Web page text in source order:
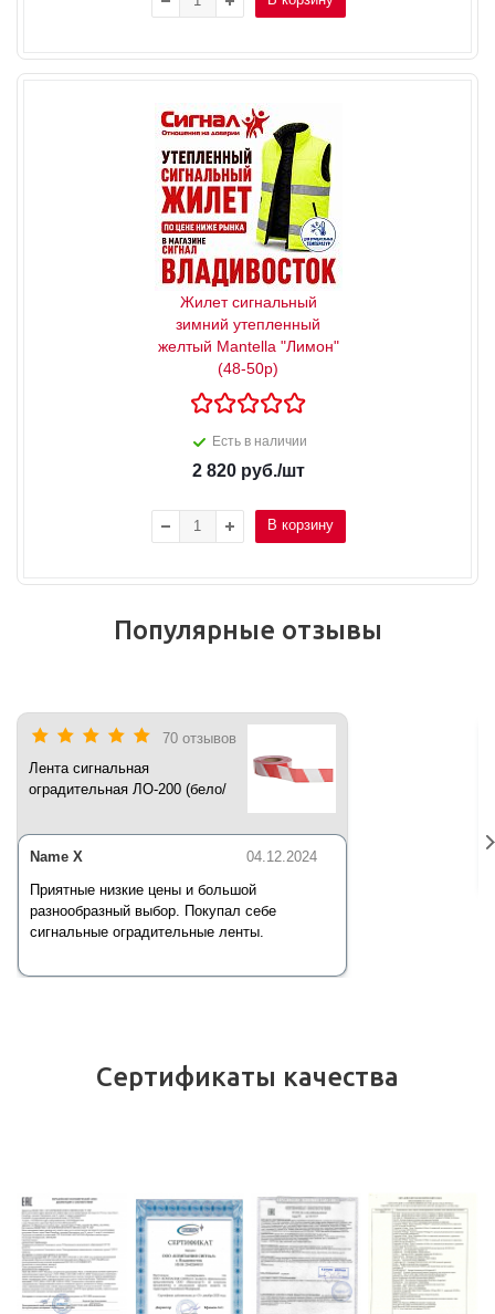
Жилет сигнальный
зимний утепленный
желтый Mantella "Лимон"
(48-50р)
Есть в наличии
2 820руб./шт
В корзину
Популярные отзывы
70 отзывов
Лента сигнальная
оградительная ЛО-200 (бело/
04.12.2024
Name X
Приятные низкие цены и большой
разнообразный выбор. Покупал себе
сигнальные оградительные ленты.
Сертификаты качества